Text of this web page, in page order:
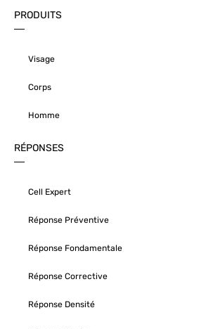
PRODUITS
Visage
Corps
Homme
RÉPONSES
Cell Expert
Réponse Préventive
Réponse Fondamentale
Réponse Corrective
Réponse Densité